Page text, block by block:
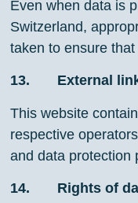
Even when data is
Switzerland,
taken to ensure
13. External
This website
respective
and data protection
14. Rights of